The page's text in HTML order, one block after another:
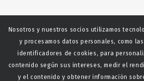
Web realizada con el patrocinio del Centro
Español de Derechos Reprofráficos
Nosotros y nuestros socios utilizamos
y procesamos datos personales, como
identificadores de cookies, para
contenido según sus intereses, medir el
y el contenido y obtener información